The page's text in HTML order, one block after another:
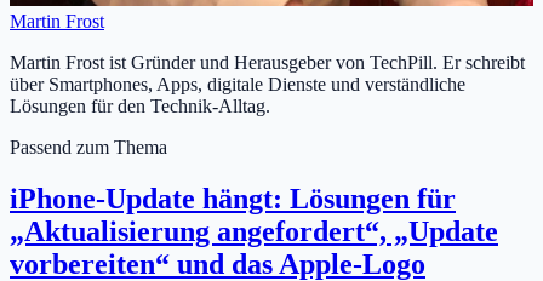
Martin Frost
Martin Frost ist Gründer und Herausgeber von TechPill. Er schreibt
über Smartphones, Apps, digitale Dienste und verständliche
Lösungen für den Technik-Alltag.
Passend zum Thema
iPhone-Update hängt: Lösungen für
„Aktualisierung angefordert“, „Update
vorbereiten“ und das Apple-Logo